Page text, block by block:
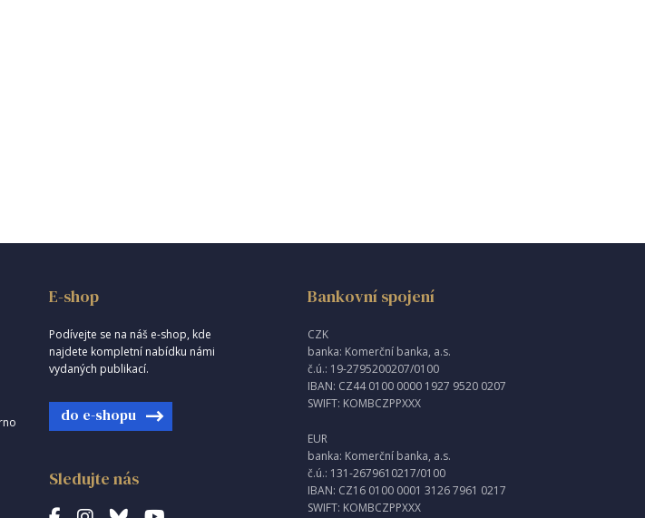
E-shop
Podívejte se na náš e-shop, kde
najdete kompletní nabídku námi
vydaných publikací.
do e-shopu
Sledujte nás
Bankovní spojení
CZK
banka: Komerční banka, a.s.
č.ú.: 19-2795200207/0100
IBAN: CZ44 0100 0000 1927 9520 0207
SWIFT: KOMBCZPPXXX
EUR
banka: Komerční banka, a.s.
č.ú.: 131-2679610217/0100
IBAN: CZ16 0100 0001 3126 7961 0217
SWIFT: KOMBCZPPXXX